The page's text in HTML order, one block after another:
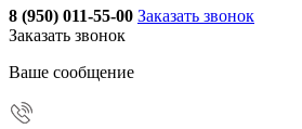
8 (950) 011-55-00 Заказать звонок
Заказать звонок
Ваше сообщение